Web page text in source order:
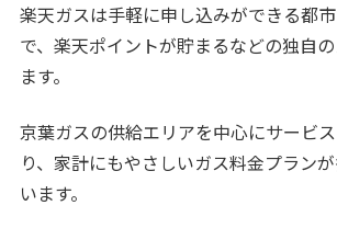
楽天ガスは手軽に申し込みができる都
で、楽天ポイントが貯まるなどの独自
ます。
京葉ガスの供給エリアを中心にサービ
り、家計にもやさしいガス料金プラン
います。